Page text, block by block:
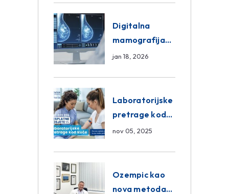
Group
Digitalna
mamografija
Sarajevo –
Centar
Poliklinika
jan 18, 2026
Laboratorijske
pretrage kod
kuće – novo u
Poliklinici
nov 05, 2025
Ozempic kao
nova metoda